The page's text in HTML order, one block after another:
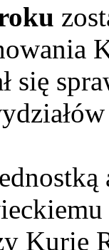
się
Kurię